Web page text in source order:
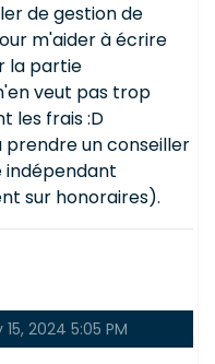
de gestion de
m'aider à écrire
la partie
veut pas trop
les frais :D
un conseiller
indépendant
sur honoraires).
2024 5:05 PM